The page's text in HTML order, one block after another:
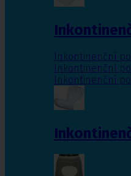
Inkontinenční
Inkontinenční
Inkontinenční